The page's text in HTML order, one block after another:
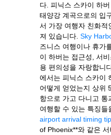
다. 피닉스 스카이 하
태양강 계곡으로의 입
서 가장 여행자 친화적
져 있습니다. Sky
즈니스 여행이나 휴가
이 하버는 접근성, 서
용 편의성을 자랑합니
에서는 피닉스 스카이
어떻게 얻었는지 상위
항으로 가고 다니고 통
여행할 수 있는 특징들
airport arrival timing
of Phoenix**와 같은